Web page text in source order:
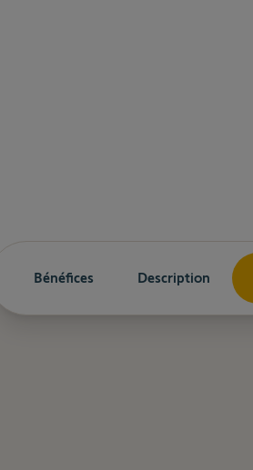
Bénéfices Description